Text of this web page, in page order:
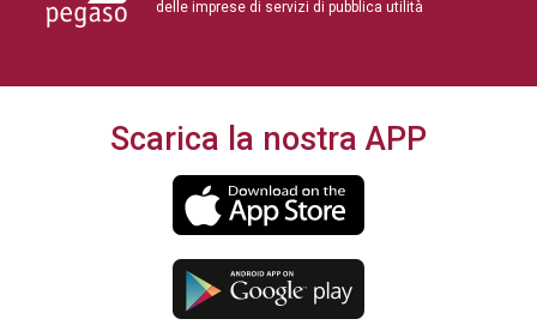
delle imprese di servizi di pubblica utilità
Scarica la nostra APP